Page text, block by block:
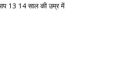
13 14 साल की उम्र में